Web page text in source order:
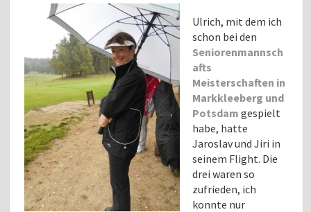
Ulrich, mit dem ich
schon bei den
Seniorenmannsch
afts
Meisterschaften in
Markkleeberg und
Potsdam gespielt
habe, hatte
Jaroslav und Jiri in
seinem Flight. Die
drei waren so
zufrieden, ich
konnte nur